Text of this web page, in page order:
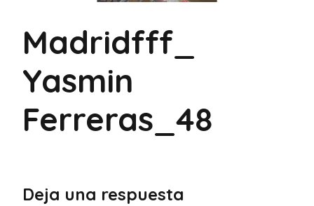
Madridfff_
Yasmin
Ferreras_48
Deja una respuesta